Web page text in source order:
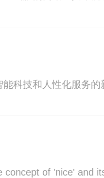
科技和人性化服务
concept of 'nice' and